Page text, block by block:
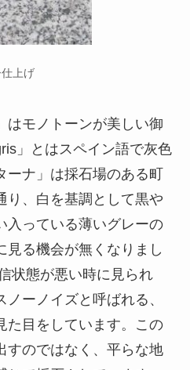
上げ
はモノトーンが美しい御
」とはスペイン語で灰色
ナ」は採石場のある町
り、白を基調として黒や
入っている薄いグレーの
見る機会が無くなりまし
状態が悪い時に見られ
ーノイズと呼ばれる、
た目をしています。この
すのではなく、平らな地